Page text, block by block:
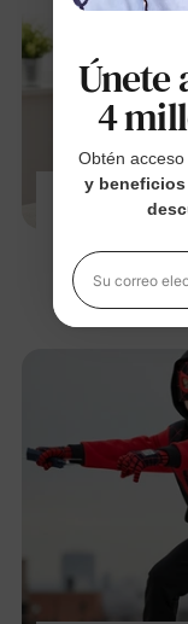
¿Por qué se
3 dic 2025
Únete
4
Obtén
y
Su correo